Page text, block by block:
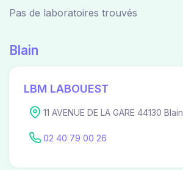
Pas de laboratoires trouvés
Blain
LBM LABOUEST
11 AVENUE DE LA GARE 44130 Blain
02 40 79 00 26